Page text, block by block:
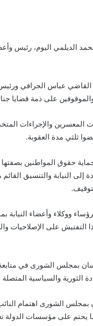
الديلمي اليوم، رئيس
القاضي عباس الجرافي
على ذمة قضايا
والإجراءات
ثلثي مدة العقوبة.
حقوق المواطنين
النيابة والتنسيق
ووكلاء وأعضاء
التفتيش على الإصلاحيات
بمجلس الشورى في متابعة
الثورية والسياسية
الشورى اهتمام
يحتم على مؤسسات الدولة